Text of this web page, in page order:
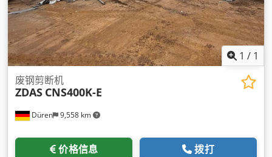
1 / 1
Düren 9,558 km
废钢剪断机
ZDAS CNS400K-E
价格信息 拨打